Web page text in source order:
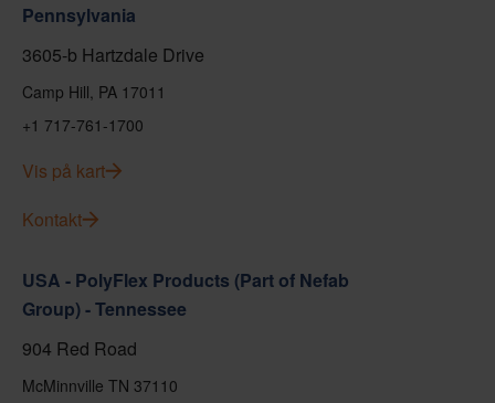
Pennsylvania
3605-b Hartzdale Drive
Camp Hill, PA 17011
+1 717-761-1700
Vis på kart
Kontakt
USA - PolyFlex Products (Part of Nefab
Group) - Tennessee
904 Red Road
McMinnville TN 37110